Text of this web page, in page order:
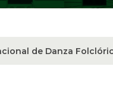
de Danza